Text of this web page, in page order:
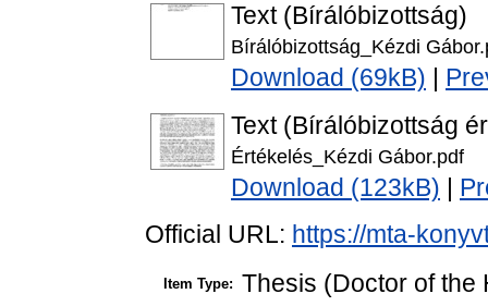
Text (Bírálóbizottság)
Bírálóbizottság_Kézdi
Download (69kB)
Text (Bírálóbizottság
Értékelés_Kézdi Gábor.pdf
Download (123kB)
Official URL: https://mta-
Item Type: Thesis (Doctor of the